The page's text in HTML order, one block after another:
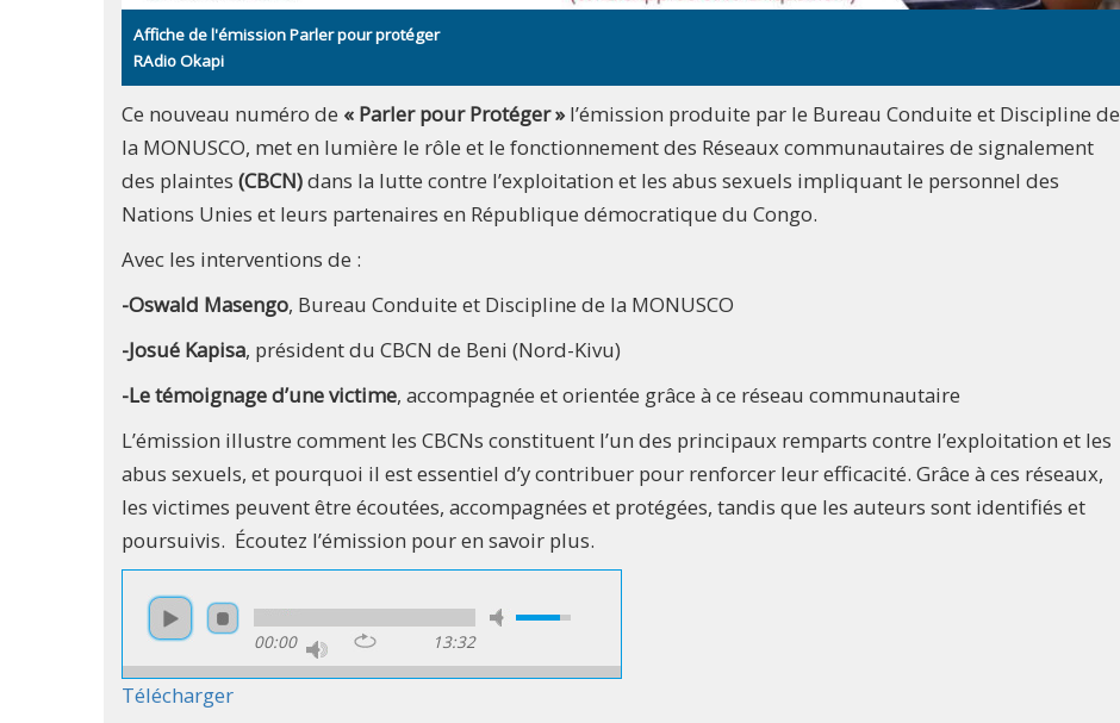
Affiche de l'émission Parler pour protéger
RAdio Okapi
Ce nouveau numéro de « Parler pour Protéger » l’émission produite par le Bureau Conduite et Discipline de
la MONUSCO, met en lumière le rôle et le fonctionnement des Réseaux communautaires de signalement
des plaintes (CBCN)dans la lutte contre l’exploitation et les abus sexuels impliquant le personnel des
Nations Unies et leurs partenaires en République démocratique du Congo.
Avec les interventions de :
-Oswald Masengo, Bureau Conduite et Discipline de la MONUSCO
-Josué Kapisa, président du CBCN de Beni (Nord-Kivu)
-Le témoignage d’une victime, accompagnée et orientée grâce à ce réseau communautaire
L’émission illustre comment les CBCNs constituent l’un des principaux remparts contre l’exploitation et les
abus sexuels, et pourquoi il est essentiel d’y contribuer pour renforcer leur efficacité. Grâce à ces réseaux,
les victimes peuvent être écoutées, accompagnées et protégées, tandis que les auteurs sont identifiés et
poursuivis. Écoutez l’émission pour en savoir plus.
00:00 13:32
Télécharger